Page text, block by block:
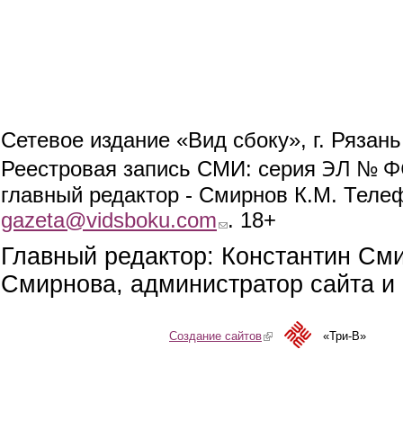
Сетевое издание «Вид сбоку», г.
Реестровая запись СМИ: серия ЭЛ №
главный редактор - Смирнов К.М.
gazeta@vidsboku.com (link sends e-mail)
. 18+
Главный редактор: Константин
Смирнова, администратор сайта
Создание сайтов(link is external)«Три-В»